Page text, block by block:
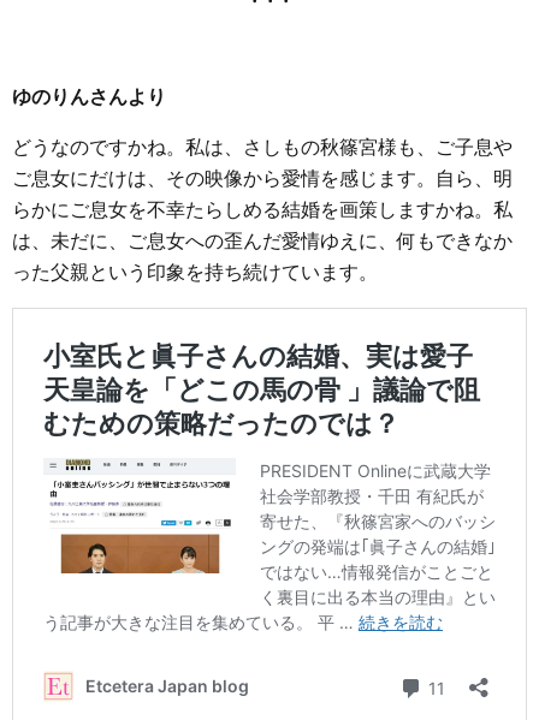
ゆのりんさんより
どうなのですかね。私は、さしもの秋篠宮様も、ご子息や
ご息女にだけは、その映像から愛情を感じます。自ら、明
らかにご息女を不幸たらしめる結婚を画策しますかね。私
は、未だに、ご息女への歪んだ愛情ゆえに、何もできなか
った父親という印象を持ち続けています。